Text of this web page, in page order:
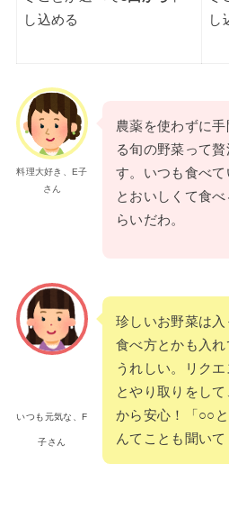
し込める
し
料理大好き、E子
さん
農薬を使わずに
る旬の野菜って
す。いつも食べ
とおいしくて食
らいだわ。
いつも元気な、F
子さん
珍しいお野菜は
食べ方とかも入
うれしい。リク
とやり取りをし
から安心！「○○
んてことも聞いて